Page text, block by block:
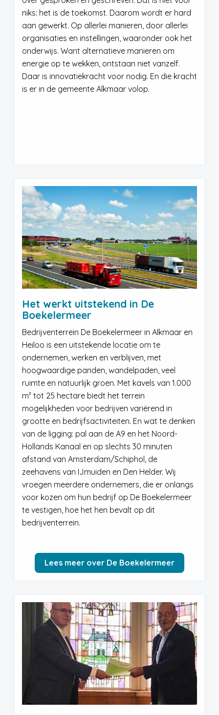
niks: het is de toekomst. Daarom wordt er hard
aan gewerkt. Op allerlei manieren, door allerlei
organisaties en instellingen, waaronder ook het
onderwijs. Want alternatieve manieren om
energie op te wekken, ontstaan niet vanzelf.
Daar is innovatiekracht voor nodig. En die kracht
is er in de gemeente Alkmaar volop.
Het werkt uitstekend in De
Boekelermeer
Bedrijventerrein De Boekelermeer in Alkmaar en
Heiloo is een uitstekende locatie om te
ondernemen, werken en verblijven, met
hoogwaardige panden, wandelpaden, veel
ruimte en natuurlijk groen. Met kavels van 1.000
m² tot 25 hectare biedt het terrein
mogelijkheden voor bedrijven variërend in
grootte en bedrijfsactiviteiten. En wat te denken
van de ligging: pal aan de A9 en het Noord-
Hollands Kanaal en op slechts 30 minuten
afstand van Amsterdam/Schiphol, de
zeehavens van IJmuiden en Den Helder. Wij
vroegen meerdere ondernemers, die er onlangs
voor kozen om hun bedrijf op De Boekelermeer
te vestigen, hoe het hen bevalt op dit
bedrijventerrein.
Lees meer over De Boekelermeer